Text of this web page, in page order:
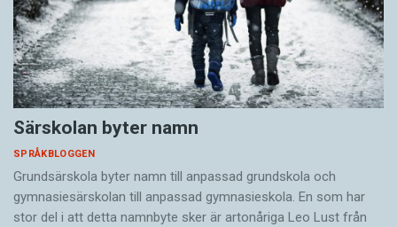
Särskolan byter namn
SPRÅKBLOGGEN
Grundsärskola byter namn till anpassad grundskola och
gymnasiesärskolan till anpassad gymnasieskola. En som har
stor del i att detta namnbyte sker är artonåriga Leo Lust från